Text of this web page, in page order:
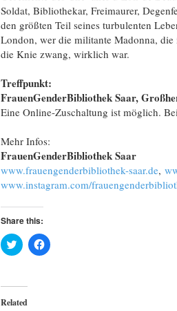
Soldat, Bibliothekar, Freimaurer,
den größten Teil seines turbulenten
London, wer die militante Madonna,
die Knie zwang, wirklich war.
Treffpunkt:
FrauenGenderBibliothek Saar,
Eine Online-Zuschaltung ist möglich.
Mehr Infos:
FrauenGenderBibliothek Saar
www.frauengenderbibliothek-saar.de,
www.instagram.com/
Share this:
Click
to
(Opens
in
new
Click
to
Related